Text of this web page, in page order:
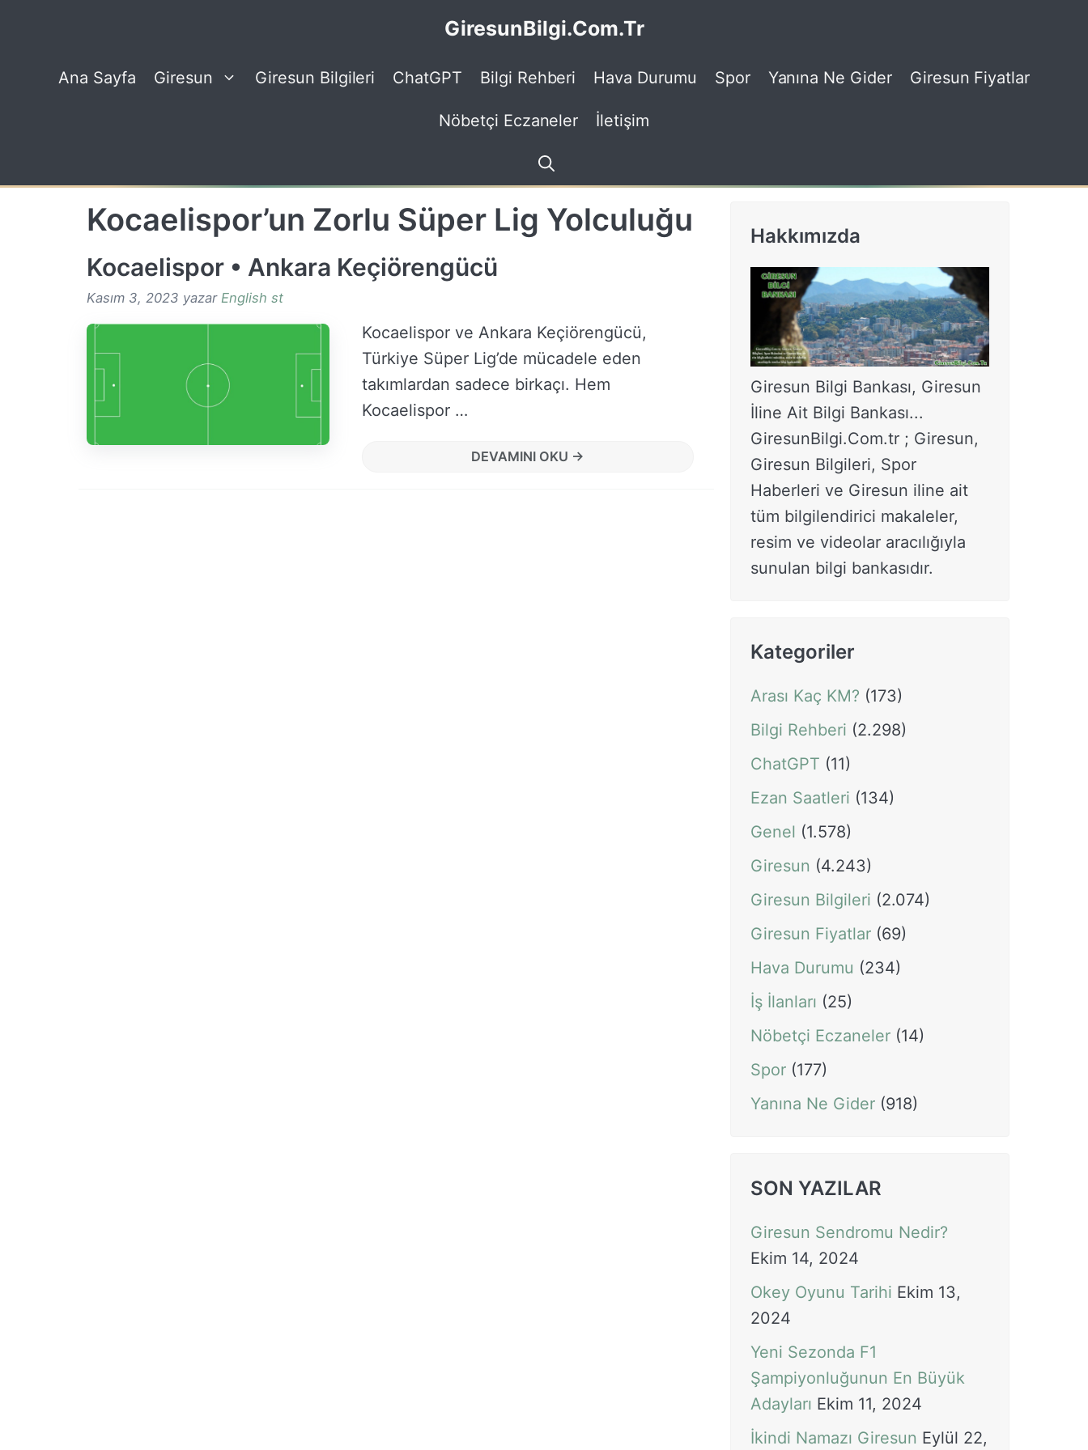
GiresunBilgi.Com.Tr
Ana Sayfa Giresun Giresun Bilgileri ChatGPT Bilgi Rehberi Hava Durumu Spor Yanına Ne Gider Giresun Fiyatlar
Nöbetçi Eczaneler İletişim
Kocaelispor’un Zorlu Süper Lig Yolculuğu
Kocaelispor • Ankara Keçiörengücü
Kasım 3, 2023 yazar English st
Kocaelispor ve Ankara Keçiörengücü,
Türkiye Süper Lig’de mücadele eden
takımlardan sadece birkaçı. Hem
Kocaelispor …
DEVAMINI OKU →
Hakkımızda
Giresun Bilgi Bankası, Giresun
İline Ait Bilgi Bankası...
GiresunBilgi.Com.tr ; Giresun,
Giresun Bilgileri, Spor
Haberleri ve Giresun iline ait
tüm bilgilendirici makaleler,
resim ve videolar aracılığıyla
sunulan bilgi bankasıdır.
Kategoriler
Arası Kaç KM? (173)
Bilgi Rehberi (2.298)
ChatGPT (11)
Ezan Saatleri (134)
Genel (1.578)
Giresun (4.243)
Giresun Bilgileri (2.074)
Giresun Fiyatlar (69)
Hava Durumu (234)
İş İlanları (25)
Nöbetçi Eczaneler (14)
Spor (177)
Yanına Ne Gider (918)
SON YAZILAR
Giresun Sendromu Nedir?
Ekim 14, 2024
Okey Oyunu Tarihi Ekim 13,
2024
Yeni Sezonda F1
Şampiyonluğunun En Büyük
Adayları Ekim 11, 2024
İkindi Namazı Giresun Eylül 22,